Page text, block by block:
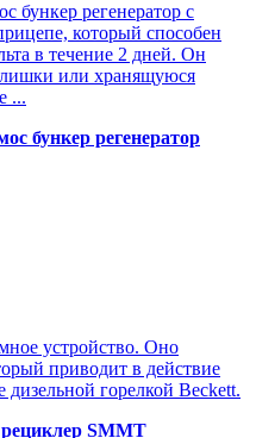
бункер регенератор с
который способен
в течение 2 дней. Он
или хранящуюся
...
бункер регенератор
устройство. Оно
приводит в действие
дизельной горелкой Beckett.
SMMT